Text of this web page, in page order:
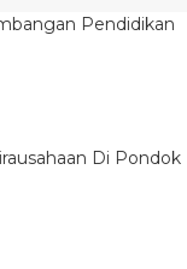
Pendidikan
Di Pondok